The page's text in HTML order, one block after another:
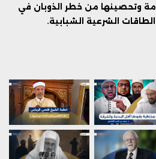
وتحصينها من خطر الذوبان في
الشرعية الشبابية.